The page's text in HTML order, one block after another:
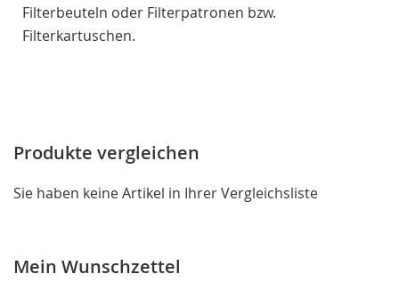
Filterbeuteln oder Filterpatronen bzw.
Filterkartuschen.
Produkte vergleichen
Sie haben keine Artikel in Ihrer Vergleichsliste
Mein Wunschzettel